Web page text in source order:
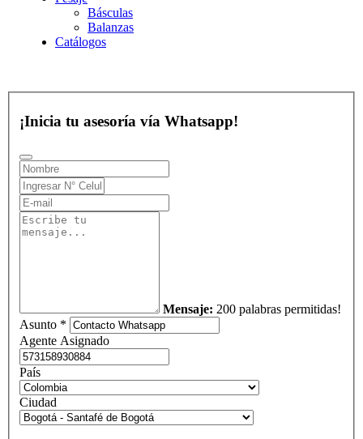
Básculas
Balanzas
Catálogos
¡Inicia tu asesoría vía Whatsapp!
Mensaje: 200 palabras permitidas!
Asunto *
Agente Asignado
País
Ciudad